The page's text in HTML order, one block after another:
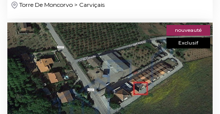
Torre De Moncorvo > Carviçais
nouveauté
Exclusif